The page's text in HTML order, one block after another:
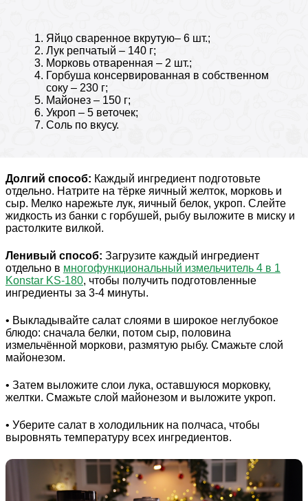
Яйцо сваренное вкрутую– 6 шт.;
Лук репчатый – 140 г;
Морковь отваренная – 2 шт.;
Горбуша консервированная в собственном
соку – 230 г;
Майонез – 150 г;
Укроп – 5 веточек;
Соль по вкусу.
Долгий способ: Каждый ингредиент подготовьте
отдельно. Натрите на тёрке яичный желток, морковь и
сыр. Мелко нарежьте лук, яичный белок, укроп. Слейте
жидкость из банки с горбушей, рыбу выложите в миску и
растолките вилкой.
Ленивый способ: Загрузите каждый ингредиент
отдельно в многофункциональный измельчитель 4 в 1
Konstar KS-180, чтобы получить подготовленные
ингредиенты за 3-4 минуты.
• Выкладывайте салат слоями в широкое неглубокое
блюдо: сначала белки, потом сыр, половина
измельчённой моркови, размятую рыбу. Смажьте слой
майонезом.
• Затем выложите слои лука, оставшуюся морковку,
желтки. Смажьте слой майонезом и выложите укроп.
• Уберите салат в холодильник на полчаса, чтобы
выровнять температуру всех ингредиентов.